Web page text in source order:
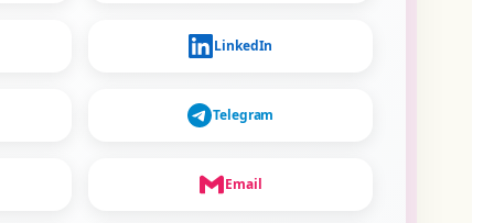
LinkedIn
Telegram
Email